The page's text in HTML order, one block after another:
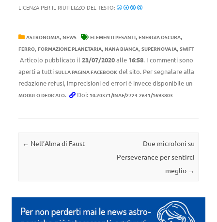
LICENZA PER IL RIUTILIZZO DEL TESTO:
ASTRONOMIA, NEWS ELEMENTI PESANTI, ENERGIA OSCURA,
FERRO, FORMAZIONE PLANETARIA, NANA BIANCA, SUPERNOVA IA, SWIFT
Articolo pubblicato il 23/07/2020alle 16:58. I commenti sono
aperti a tutti SULLA PAGINA FACEBOOK del sito. Per segnalare alla
redazione refusi, imprecisioni ed errori è invece disponibile un
MODULO DEDICATO. Doi: 10.20371/INAF/2724-2641/1693803
Navigazione articolo
← Nell’Alma di Faust
Due microfoni su
Perseverance per sentirci
meglio →